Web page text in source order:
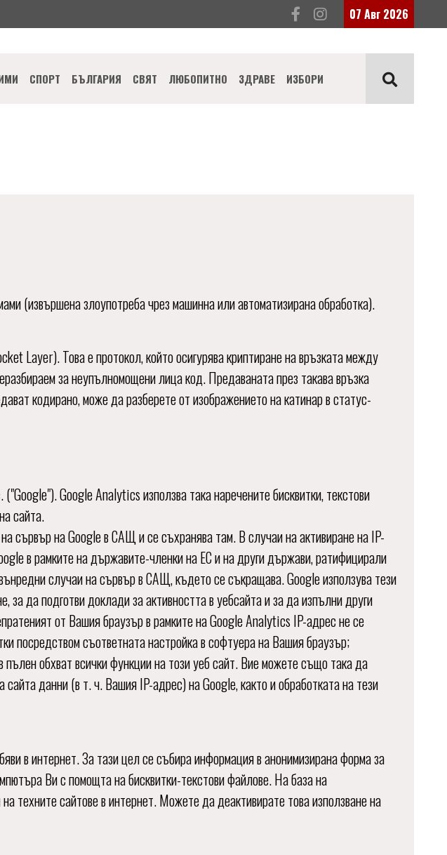
07 Авг 2026
СПОРТ БЪЛГАРИЯ СВЯТ ЛЮБОПИТНО ЗДРАВЕ ИЗБОРИ
(извършена злоупотреба чрез машинна или автоматизирана обработка).
Layer). Това е протокол, който осигурява криптиране на връзката между
за неупълномощени лица код. Предаваната през такава връзка
кодирано, може да разберете от изображението на катинар в статус-
Google Analytics използва така наречените бисквитки, текстови
сайта.
сървър на Google в САЩ и се съхранява там. В случаи на активиране на IP-
в рамките на държавите-членки на ЕС и на други държави, ратифицирали
случаи на сървър в САЩ, където се съкращава. Google използува тези
за да подготви доклади за активността в уебсайта и за да изпълни други
от Вашия браузър в рамките на Google Analytics IP-адрес не се
посредством съответната настройка в софтуера на Вашия браузър;
обхват всички функции на този уеб сайт. Вие можете също така да
данни (в т. ч. Вашия IP-адрес) на Google, както и обработката на тези
в интернет. За тази цел се събира информация в анонимизирана форма за
Ви с помощта на бисквитки-текстови файлове. На база на
техните сайтове в интернет. Можете да деактивирате това използване на